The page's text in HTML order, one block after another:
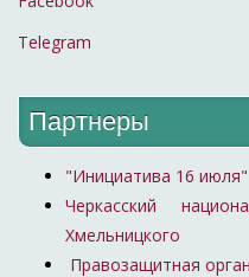
Telegram
Партнеры
"Инициатива 16 июля"
Черкасский
Хмельницкого
Правозащитная